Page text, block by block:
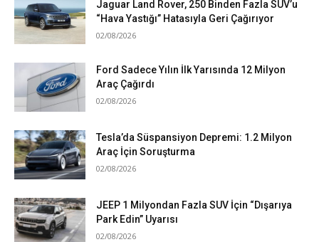
Jaguar Land Rover, 250 Binden Fazla SUV’u
“Hava Yastığı” Hatasıyla Geri Çağırıyor
02/08/2026
Ford Sadece Yılın İlk Yarısında 12 Milyon
Araç Çağırdı
02/08/2026
Tesla’da Süspansiyon Depremi: 1.2 Milyon
Araç İçin Soruşturma
02/08/2026
JEEP 1 Milyondan Fazla SUV İçin “Dışarıya
Park Edin” Uyarısı
02/08/2026